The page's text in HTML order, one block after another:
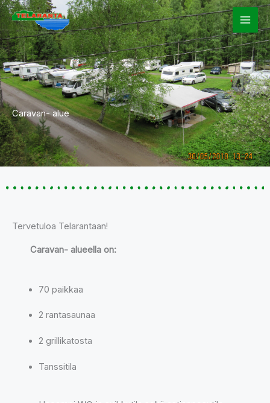
Skip
to
content
Caravan- alue
Tervetuloa Telarantaan!
Caravan- alueella on:
70 paikkaa
2 rantasaunaa
2 grillikatosta
Tanssitila